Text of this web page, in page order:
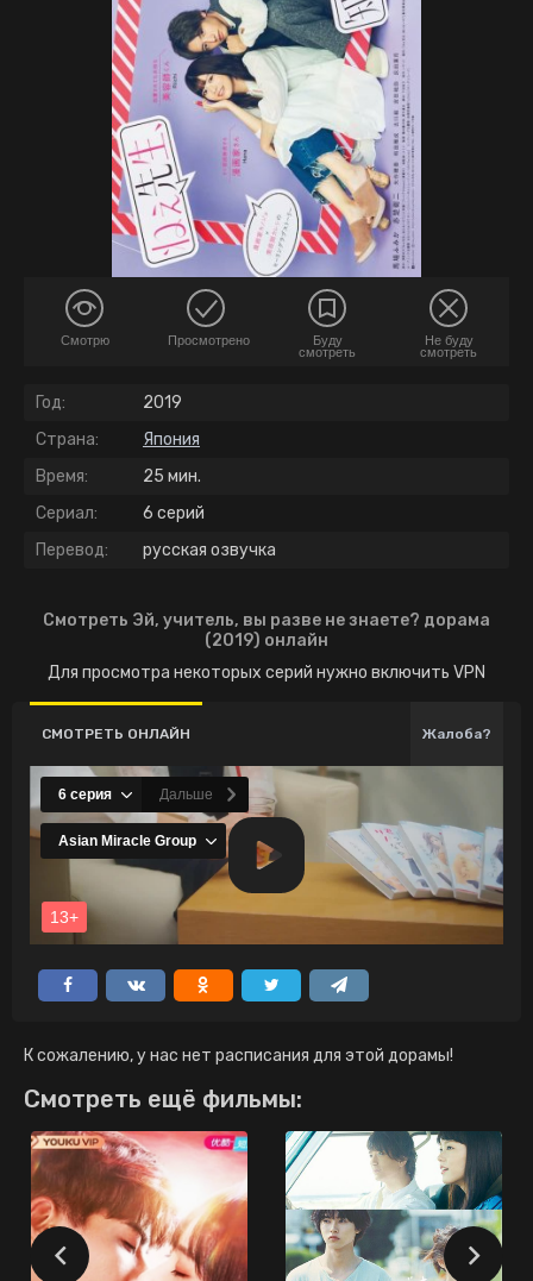
Смотрю Просмотрено
Буду
смотреть
Не буду
смотреть
Год:
2019
Страна:
Япония
Время:
25 мин.
Сериал:
6 серий
Перевод:
русская озвучка
Смотреть Эй, учитель, вы разве не знаете? дорама
(2019) онлайн
Для просмотра некоторых серий нужно включить VPN
СМОТРЕТЬ ОНЛАЙН Жалоба?
К сожалению, у нас нет расписания для этой дорамы!
Смотреть ещё фильмы: